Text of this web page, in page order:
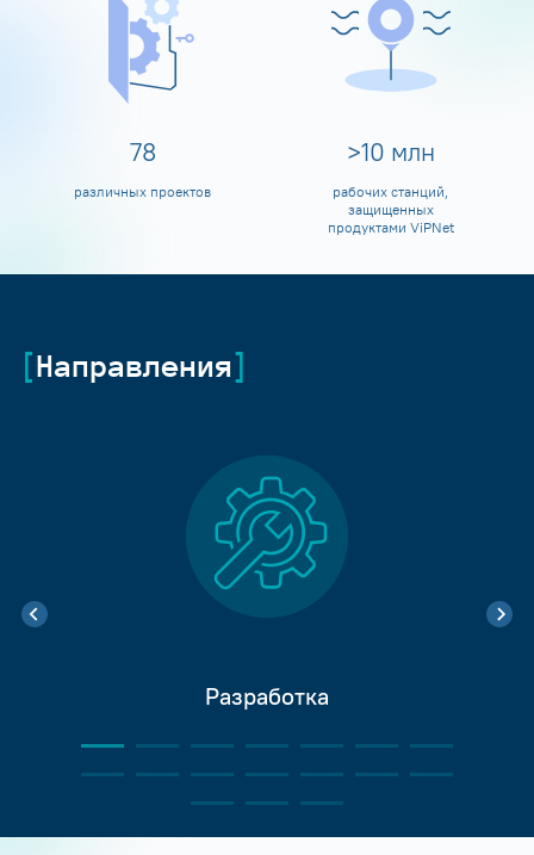
80
различных проектов
>10 млн
рабочих станций,
защищенных
продуктами ViPNet
Направления
Разработка